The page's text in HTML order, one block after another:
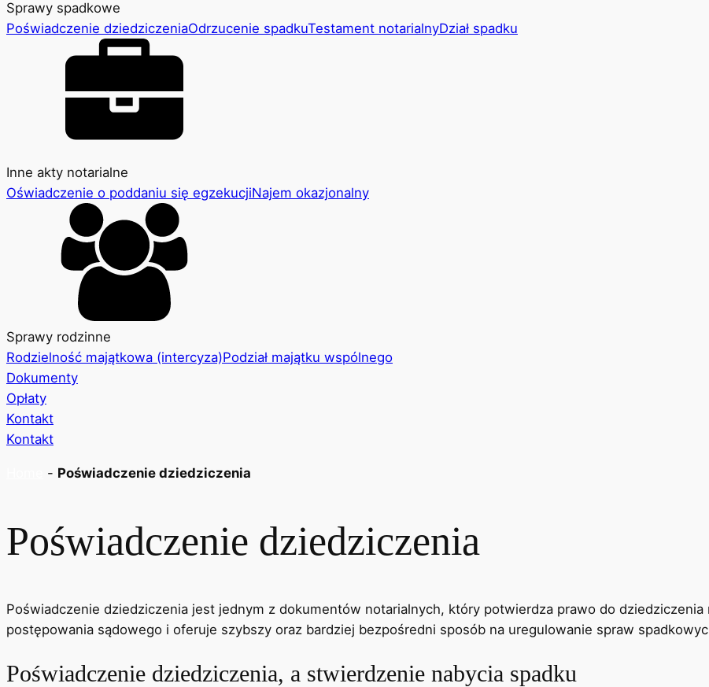
Sprawy spadkowe
Poświadczenie dziedziczeniaOdrzucenie spadkuTestament notarialnyDział spadku
Inne akty notarialne
Oświadczenie o poddaniu się egzekucjiNajem okazjonalny
Sprawy rodzinne
Rodzielność majątkowa (intercyza)Podział majątku wspólnego
Dokumenty
Opłaty
Kontakt
Kontakt
- Poświadczenie dziedziczenia
Poświadczenie dziedziczenia
Poświadczenie dziedziczenia jest jednym z dokumentów notarialnych, który potwierdza prawo do
postępowania sądowego i oferuje szybszy oraz bardziej bezpośredni sposób na uregulowanie spraw
Poświadczenie dziedziczenia, a stwierdzenie nabycia spadku